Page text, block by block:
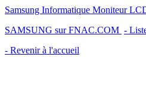
Samsung Informatique Moniteur
SAMSUNG sur FNAC.COM -
- Revenir à l'accueil